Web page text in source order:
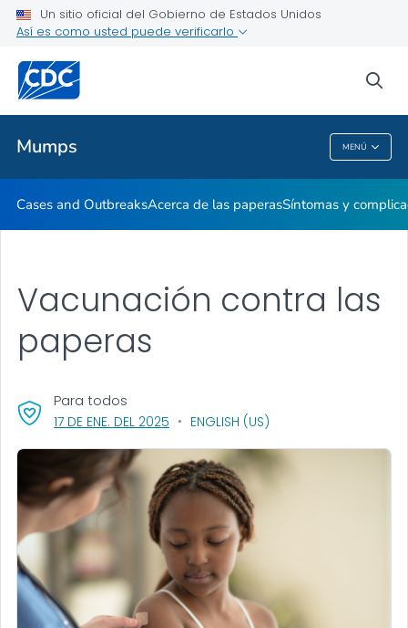
Un sitio oficial del Gobierno de Estados Unidos
Así es como usted puede verificarlo
Mumps MENÚ
Salud pública
Mumps
Cases and OutbreaksAcerca de las paperasSíntomas y
Vacunación contra las
paperas
17 DE ENE. DEL 2025 , VISIT LINK FOR DETAILS.
ENGLISH (US)
Para todos